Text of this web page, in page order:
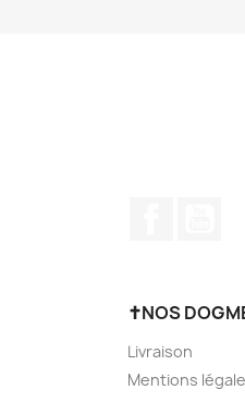
✝NOS
Livraison
Mentions